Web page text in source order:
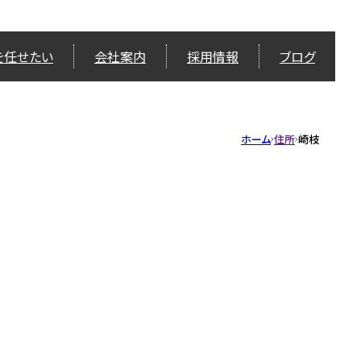
せたい 会社案内 採用情報 ブログ
ホーム 住所 崎枝